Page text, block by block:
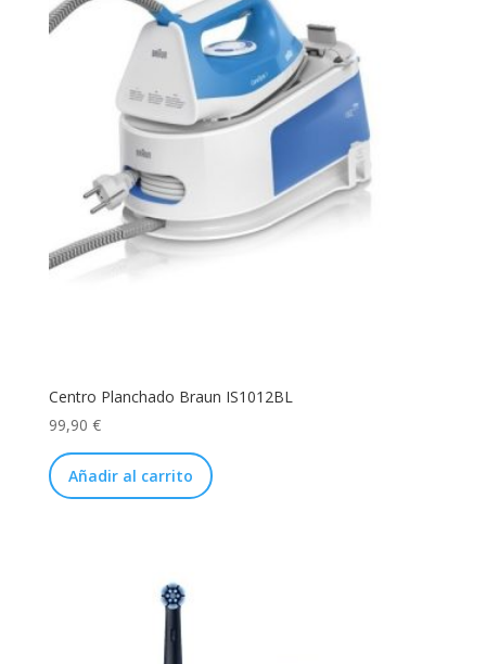
la
página
de
producto
Centro Planchado Braun IS1012BL
99,90 €
Añadir al carrito